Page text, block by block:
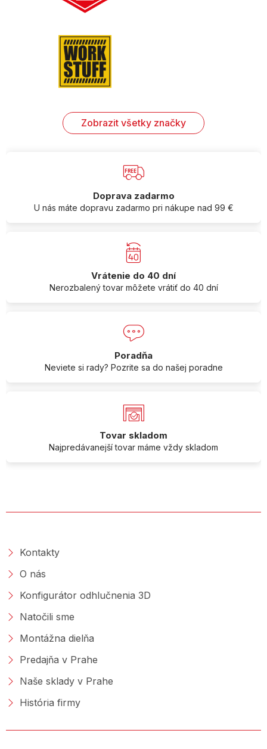
Zobrazit všetky značky
Doprava zadarmo
U nás máte dopravu zadarmo pri nákupe nad 99 €
Vrátenie do 40 dní
Nerozbalený tovar môžete vrátiť do 40 dní
Poradňa
Neviete si rady? Pozrite sa do našej poradne
Tovar skladom
Najpredávanejší tovar máme vždy skladom
Kontakty
O nás
Konfigurátor odhlučnenia 3D
Natočili sme
Montážna dielňa
Predajňa v Prahe
Naše sklady v Prahe
História firmy